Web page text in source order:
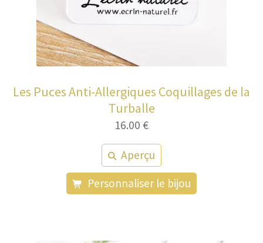
Les Puces Anti-Allergiques Coquillages de la
Turballe
16.00 €
Aperçu
Personnaliser le bijou